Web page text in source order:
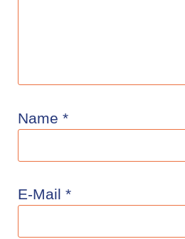
Name *
E-Mail *